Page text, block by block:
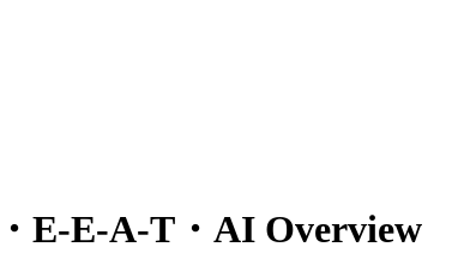
E-E-A-T・AI Overview